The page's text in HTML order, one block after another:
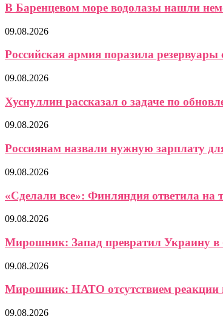
В Баренцевом море водолазы нашли
09.08.2026
Российская армия поразила резервуары
09.08.2026
Хуснуллин рассказал о задаче по
09.08.2026
Россиянам назвали нужную зарплату
09.08.2026
«Сделали все»: Финляндия ответила на
09.08.2026
Мирошник: Запад превратил Украину в
09.08.2026
Мирошник: НАТО отсутствием
09.08.2026